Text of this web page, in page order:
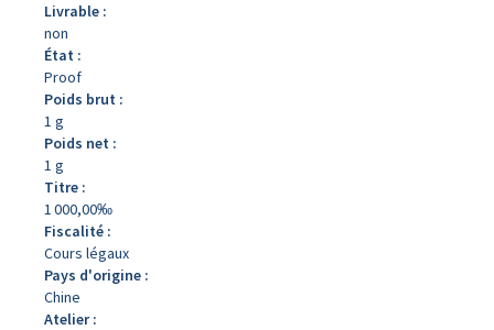
Livrable :
non
État :
Proof
Poids brut :
1 g
Poids net :
1 g
Titre :
1 000,00‰
Fiscalité :
Cours légaux
Pays d'origine :
Chine
Atelier :